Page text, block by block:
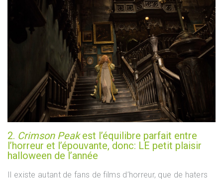
2. Crimson Peakest l’équilibre parfait entre
l’horreur et l’épouvante, donc: LE petit plaisir
halloween de l’année
Il existe autant de fans de films d’horreur, que de haters